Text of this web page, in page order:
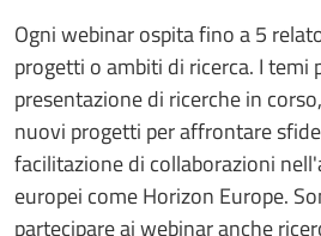
Ogni webinar ospita fino a 5
progetti o ambiti di ricerca. I temi
presentazione di ricerche in
nuovi progetti per affrontare
facilitazione di collaborazioni
europei come Horizon Europe.
partecipare ai webinar anche